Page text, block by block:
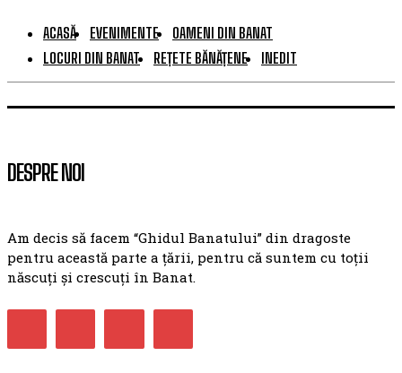
ACASĂ EVENIMENTE
OAMENI DIN BANAT
LOCURI DIN BANAT
REȚETE BĂNĂȚENE INEDIT
DESPRE NOI
Am decis să facem “Ghidul Banatului” din dragoste
pentru această parte a țării, pentru că suntem cu toții
născuți și crescuți în Banat.